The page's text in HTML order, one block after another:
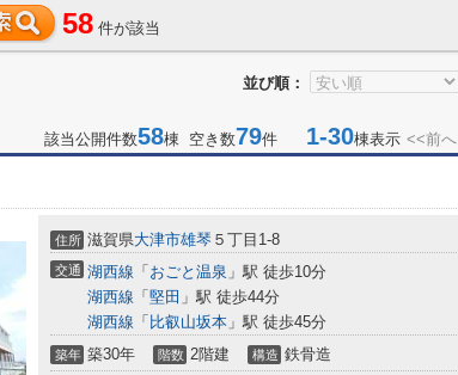
58 件が該当
並び順：
該当公開件数58棟 空き数79件 1-30棟表示 <<前へ
住所 滋賀県大津市雄琴 ５丁目1-8
交通 湖西線 「 おごと温泉 」駅 徒歩10分
湖西線 「 堅田 」駅 徒歩44分
湖西線 「 比叡山坂本 」駅 徒歩45分
築年 築30年 階数 2階建 構造 鉄骨造